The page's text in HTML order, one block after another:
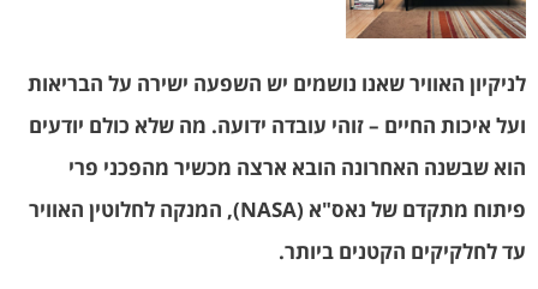
לניקיון האוויר שאנו נושמים יש השפעה ישירה על הבריאות
ועל איכות החיים – זוהי עובדה ידועה. מה שלא כולם יודעים
הוא שבשנה האחרונה הובא ארצה מכשיר מהפכני פרי
פיתוח מתקדם של נאס"א (
NASA), המנקה לחלוטין האוויר
עד לחלקיקים הקטנים ביותר.